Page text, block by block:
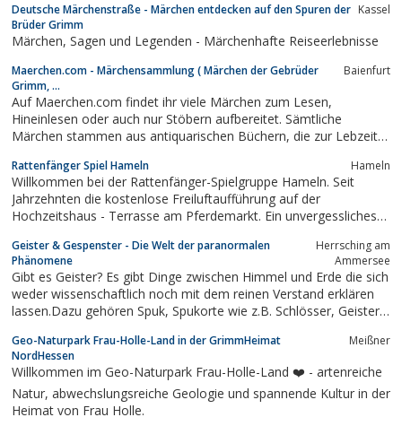
Deutsche Märchenstraße - Märchen entdecken auf den Spuren der
Brüder Grimm
Kassel
Märchen, Sagen und Legenden - Märchenhafte Reiseerlebnisse
Maerchen.com - Märchensammlung ( Märchen der Gebrüder
Grimm, ...
Baienfurt
Auf Maerchen.com findet ihr viele Märchen zum Lesen,
Hineinlesen oder auch nur Stöbern aufbereitet. Sämtliche
Märchen stammen aus antiquarischen Büchern, die zur Lebzeit
Rattenfänger Spiel Hameln Hameln
Willkommen bei der Rattenfänger-Spielgruppe Hameln. Seit
Jahrzehnten die kostenlose Freiluftaufführung auf der
Hochzeitshaus - Terrasse am Pferdemarkt. Ein unvergessliches
Geister & Gespenster - Die Welt der paranormalen
Phänomene
Herrsching am
Ammersee
Gibt es Geister? Es gibt Dinge zwischen Himmel und Erde die sich
weder wissenschaftlich noch mit dem reinen Verstand erklären
lassen.Dazu gehören Spuk, Spukorte wie z.B. Schlösser, Geister,
Mysterienund unerklärliche sowie paranomale Phänomene und
die Kryptozoologie.
Geo-Naturpark Frau-Holle-Land in der GrimmHeimat
NordHessen
Meißner
Willkommen im Geo-Naturpark Frau-Holle-Land ❤️ - artenreiche
Natur, abwechslungsreiche Geologie und spannende Kultur in der
Heimat von Frau Holle.